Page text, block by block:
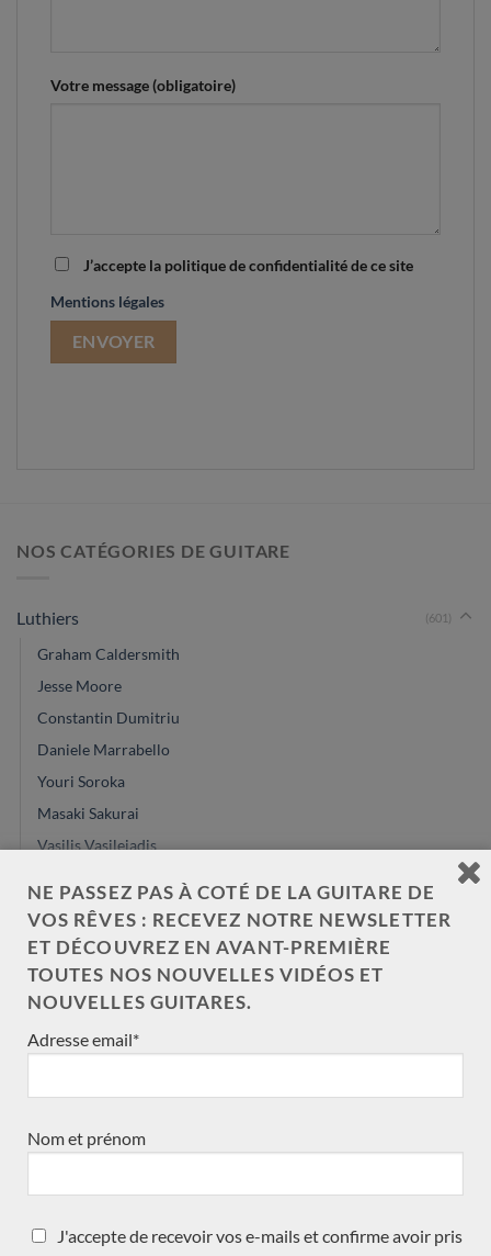
Votre message (obligatoire)
J’accepte la politique de confidentialité de ce site
Mentions légales
NOS CATÉGORIES DE GUITARE
Luthiers (601)
Graham Caldersmith
Jesse Moore
Constantin Dumitriu
Daniele Marrabello
Youri Soroka
Masaki Sakurai
Vasilis Vasileiadis
Achim-Peter Gropius
Zbigniew Gnatek
Glenn Canin
Rinaldo Vacca
Peter Oberg
Michael O'Leary
Alexander Pashentsev
Miro Migliorini
Masura Kohno
NE PASSEZ PAS À COTÉ DE LA GUITARE DE
VOS RÊVES : RECEVEZ NOTRE NEWSLETTER
ET DÉCOUVREZ EN AVANT-PREMIÈRE
TOUTES NOS NOUVELLES VIDÉOS ET
NOUVELLES GUITARES.
Adresse email*
Nom et prénom
J'accepte de recevoir vos e-mails et confirme avoir pris